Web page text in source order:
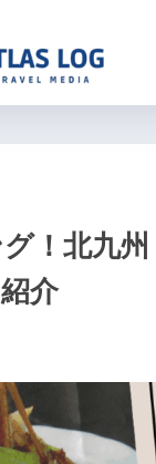
！北九州
介